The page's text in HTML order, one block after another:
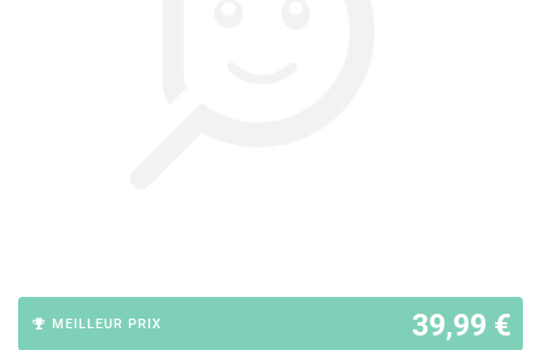
39,99 €
MEILLEUR PRIX